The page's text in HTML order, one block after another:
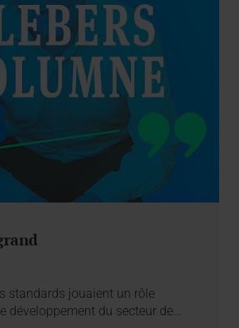
standards jouaient un rôle
développement du secteur de…